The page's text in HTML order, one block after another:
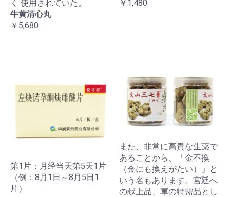
く 使用されていた。
牛黄清心丸
￥5,680
￥1,480
第1片：月经当天第5天1片
（例：8月1日～8月5日1
片）
また、非常に高貴な生薬で
あることから、「金不換
（金にも換えがたい）」と
いう名もあります。宮廷へ
の献上品、軍の特需品とし